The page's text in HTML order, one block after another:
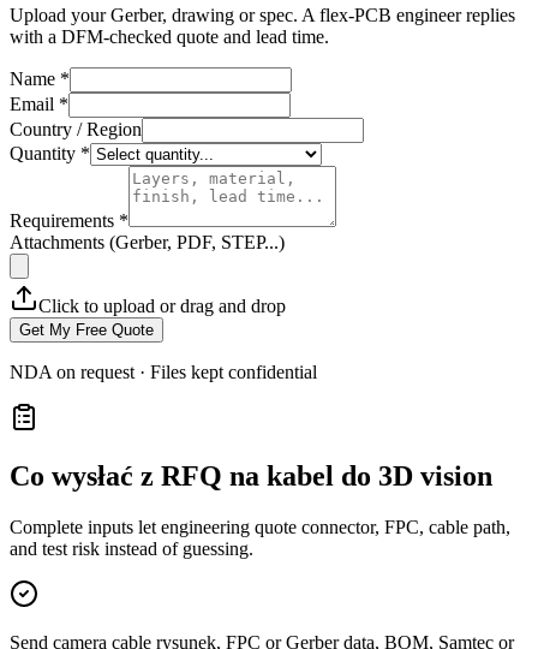
Upload your Gerber, drawing or spec. A flex-PCB engineer replies
with a DFM-checked quote and lead time.
Name *
Email *
Country / Region
Quantity *
Requirements *
Attachments (Gerber, PDF, STEP...)
Click to upload or drag and drop
Get My Free Quote
NDA on request · Files kept confidential
Co wysłać z RFQ na kabel do 3D vision
Complete inputs let engineering quote connector, FPC, cable path,
and test risk instead of guessing.
Send camera cable rysunek, FPC or Gerber data, BOM, Samtec or